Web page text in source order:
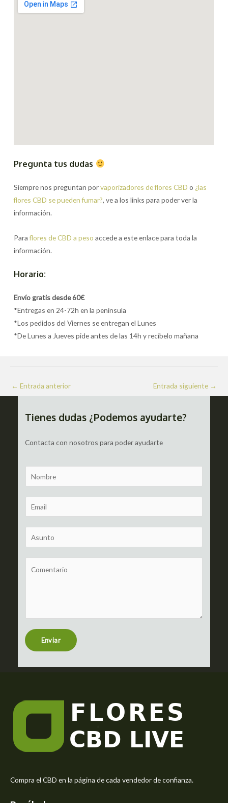
Pregunta tus dudas
Siempre nos preguntan porvaporizadores de flores CBD o ¿las
flores CBD se pueden fumar?, ve a los links para poder ver la
información.
Paraflores de CBD a peso accede a este enlace para toda la
información.
Horario:
Envío gratis desde 60€
*Entregas en 24-72h en la península
*Los pedidos del Viernes se entregan el Lunes
*De Lunes a Jueves pide antes de las 14h y recíbelo mañana
Navegación
de
← Entrada anterior Entrada siguiente →
Tienes dudas ¿Podemos ayudarte?
Contacta con nosotros para poder ayudarte
a
m
m
a
u
b
t
r
s
e
Enviar
Compra el CBD en la página de cada vendedor de confianza.